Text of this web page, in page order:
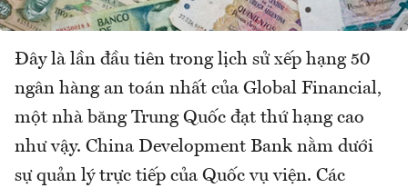
Đây là lần đầu tiên trong lịch sử xếp hạng 50
ngân hàng an toán nhất của Global Financial,
một nhà băng Trung Quốc đạt thứ hạng cao
như vậy. China Development Bank nằm dưới
sự quản lý trực tiếp của Quốc vụ viện. Các